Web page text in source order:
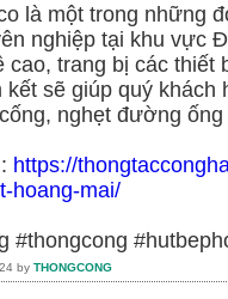
là một trong những
nghiệp tại khu vực
cao, trang bị các thiết
kết sẽ giúp quý
nghẹt đường
https://
hoang-mai/
#thongcong
by THONGCONG